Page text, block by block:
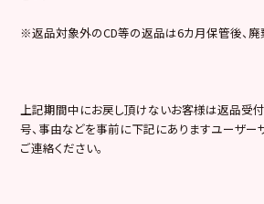
※返品対象外のCD等の返品は6カ月保管後、廃
上記期間中にお戻し頂けないお客様は返品受
号、事由などを事前に下記にありますユーザー
ご連絡ください。